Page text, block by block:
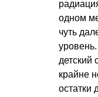
одном
чуть
детский
крайне
остатки